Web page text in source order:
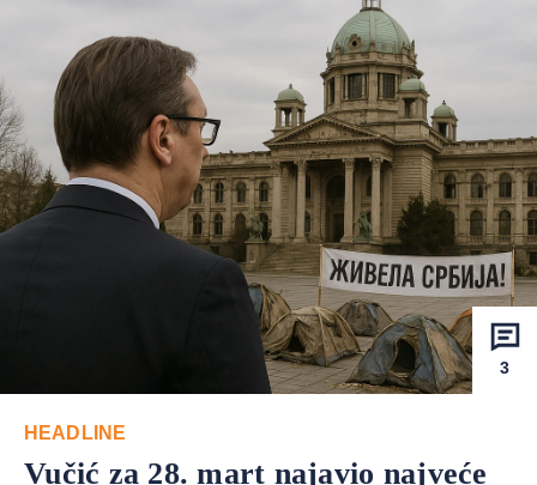
3
HEADLINE
Vučić za 28. mart najavio najveće